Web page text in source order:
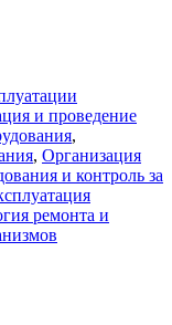
и проведение
,
, Организация
и контроль за
ремонта и